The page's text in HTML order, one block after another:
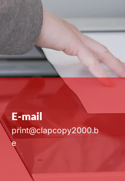
E-mail
print@clapcopy2000.b
e